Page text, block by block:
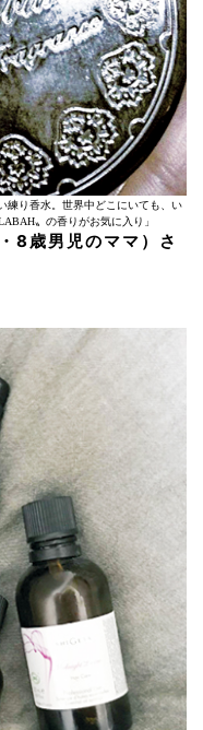
練り香水。世界中どこにいても、い
〟の香りがお気に入り」
8歳男児のママ）さ